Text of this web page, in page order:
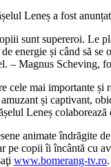
Leneș a fost
sunt supereroi. Le
energie și când să
– Magnus Scheving,
cele mai importante și
și captivant,
Leneș
animate îndrăgite
pe copii îi încântă cu
www.bomerang-tv.ro.